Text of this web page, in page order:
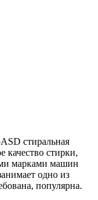
стиральная
качество стирки,
марками машин
одно из
популярна.